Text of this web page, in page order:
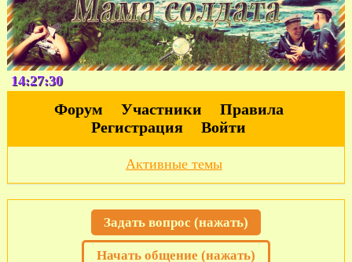
14:27:31
Форум Участники
Правила
Регистрация
Войти
Активные темы
Задать вопрос (нажать)
Начать общение (нажать)